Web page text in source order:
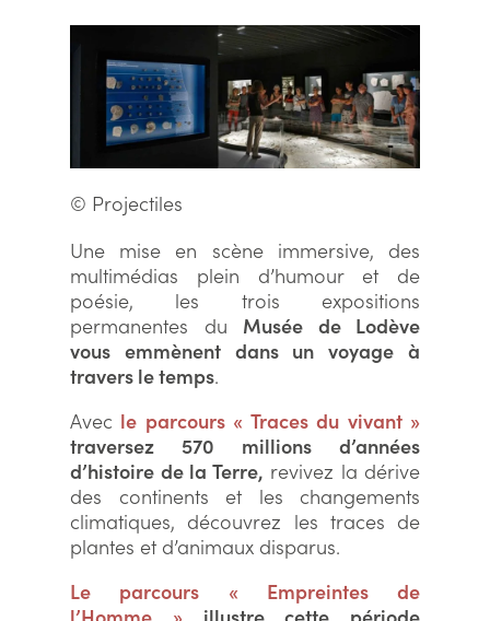
© Projectiles
Une mise en scène immersive, des
multimédias plein d’humour et de
poésie, les trois expositions
permanentes du Musée de Lodève
vous emmènent dans un voyage à
travers le temps.
Avec le parcours « Traces du vivant »
traversez 570 millions d’années
d’histoire de la Terre, revivez la dérive
des continents et les changements
climatiques, découvrez les traces de
plantes et d’animaux disparus.
Le parcours « Empreintes de